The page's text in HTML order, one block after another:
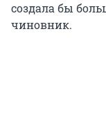
создала бы
чиновник.